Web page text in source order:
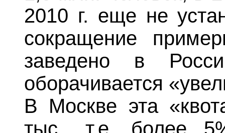
2010 г. еще не
сокращение
заведено в
оборачивается
В Москве эта